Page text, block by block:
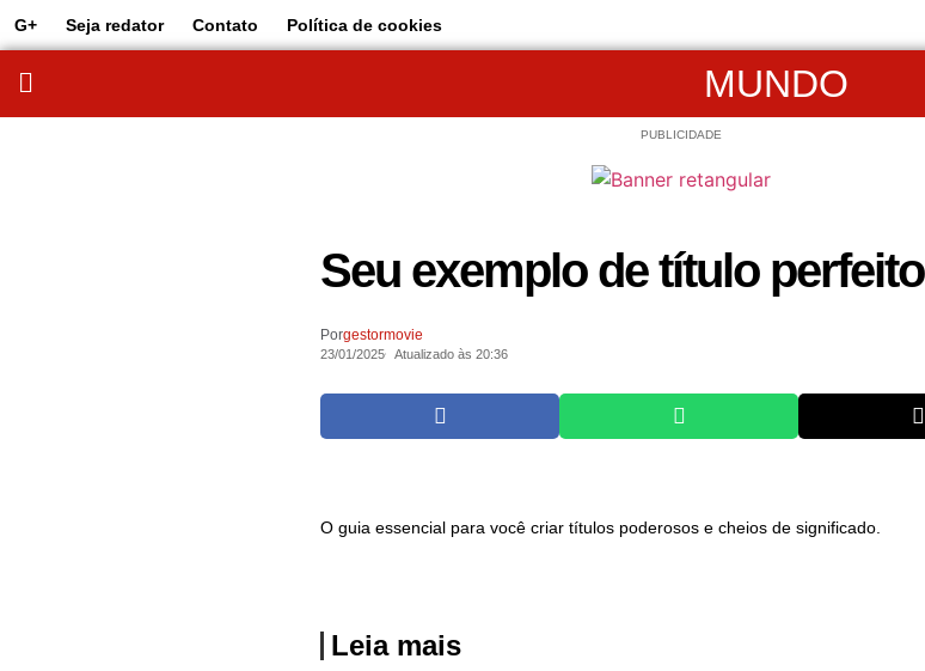
G+ Seja redator Contato Política de cookies
MUNDO
PUBLICIDADE
Seu exemplo de título perfeito
Porgestormovie
23/01/2025 Atualizado às 20:36
O guia essencial para você criar títulos poderosos e cheios de significado.
Leia mais